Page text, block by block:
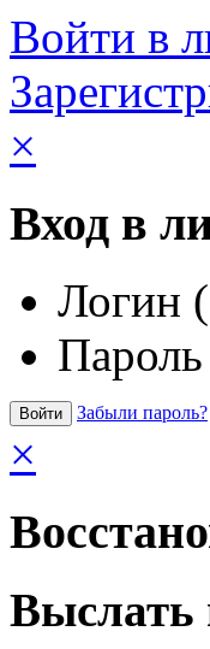
Войти в
×
Вход в
Логин
Пароль
Забыли пароль?
×
Выслать